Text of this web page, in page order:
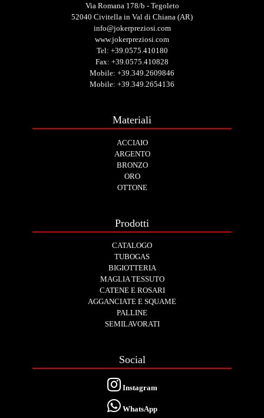
Via Romana 178/b - Tegoleto
52040 Civitella in Val di Chiana (AR)
info@jokerpreziosi.com
www.jokerpreziosi.com
Tel: +39.0575.410180
Fax: +39.0575.410828
Mobile: +39.349.2609846
Mobile: +39.349.2654136
Materiali
ACCIAIO
ARGENTO
BRONZO
ORO
OTTONE
Prodotti
CATALOGO
TUBOGAS
BIGIOTTERIA
MAGLIA TESSUTO
CATENE E ROSARI
AGGANCIATE E SQUAME
PALLINE
SEMILAVORATI
Social
Instagram
WhatsApp